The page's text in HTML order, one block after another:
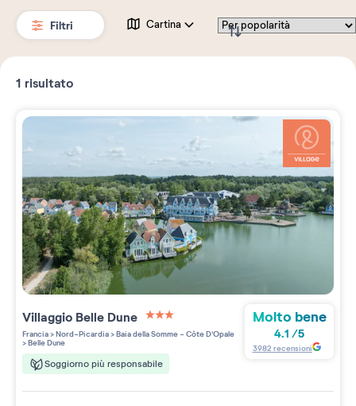
Filtri Cartina
1 risultato
Villaggio Belle Dune
3 étoiles sur 5
Francia>Nord-Picardia>Baia della Somme - Côte D'Opale
>Belle Dune
Soggiorno più responsabile
Molto bene
4.1 /5
3982 recensioni